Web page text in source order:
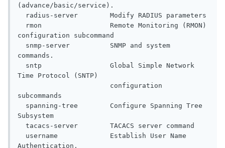
(advance/basic/service).
radius-server        Modify RADIUS parameters
rmon                 Remote Monitoring (RMON)
configuration subcommand
snmp-server          SNMP and system
commands.
sntp                 Global Simple Network
Time Protocol (SNTP)
configuration
subcommands
spanning-tree        Configure Spanning Tree
Subsystem
tacacs-server        TACACS server command
username             Establish User Name
Authentication.